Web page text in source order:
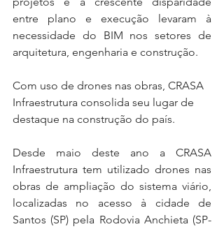
entre plano e execução levaram à
necessidade do BIM nos setores de
arquitetura, engenharia e construção.
Com uso de drones nas obras, CRASA
Infraestrutura consolida seu lugar de
destaque na construção do país.
Desde maio deste ano a CRASA
Infraestrutura tem utilizado drones nas
obras de ampliação do sistema viário,
localizadas no acesso à cidade de
Santos (SP) pela Rodovia Anchieta (SP-